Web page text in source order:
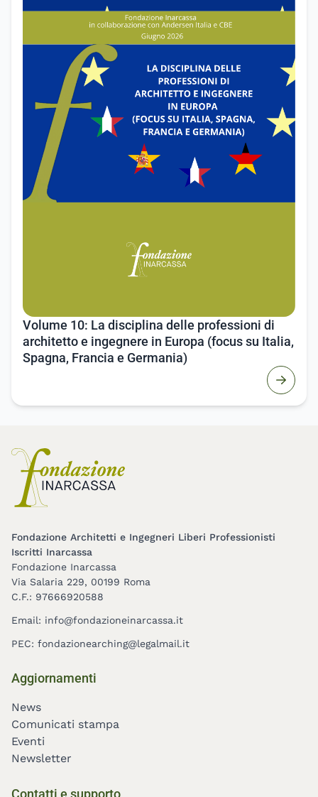
Volume 10: La disciplina delle professioni di
architetto e ingegnere in Europa (focus su Italia,
Spagna, Francia e Germania)
Fondazione Architetti e Ingegneri Liberi Professionisti
Iscritti Inarcassa
Fondazione Inarcassa
Via Salaria 229, 00199 Roma
C.F.: 97666920588
Email: info@fondazioneinarcassa.it
PEC: fondazionearching@legalmail.it
Footer
Aggiornamenti
News
Comunicati stampa
Eventi
Newsletter
Contatti e supporto